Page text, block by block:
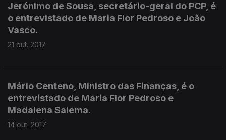
Jerónimo de Sousa, secretário-geral do PCP, é
o entrevistado de Maria Flor Pedroso e João
Vasco.
21 out. 2017
Mário Centeno, Ministro das Finanças, é o
entrevistado de Maria Flor Pedroso e
Madalena Salema.
14 out. 2017